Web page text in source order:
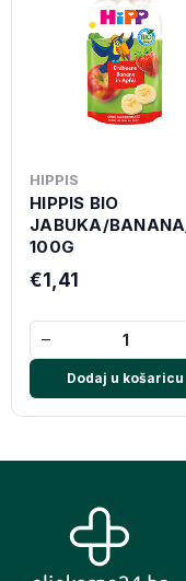
HIPPIS
HIPPIS BIO
JABUKA/
100G
€1,41
−
Dodaj u košaricu